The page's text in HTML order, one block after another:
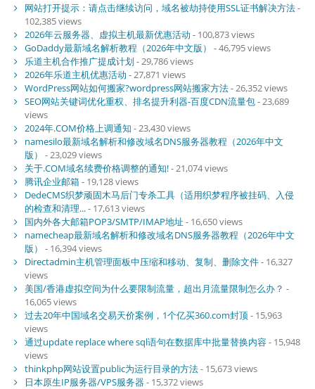
网站打开提示：请点击继续访问，域名被劫持使用SSL证书解决方法-
102,385 views
2026年云服务器、虚拟主机最新优惠活动 - 100,873 views
GoDaddy最新域名解析教程（2026年中文版）
- 46,795 views
乐道主机合作推广提成计划- 29,786 views
2026年乐道主机优惠活动 - 27,871 views
WordPress网站如何搬家?wordpress网站搬家方法- 26,352 views
SEO网站关键词优化重权、排名提升利器-百度CDN流量包- 23,689
views
2024年.COM价格上调通知 - 23,430 views
namesilo最新域名解析和修改域名DNS服务器教程（2026年中文
版）
- 23,029 views
关于.COM域名续费价格调整的通知!- 21,074 views
腾讯企业邮箱- 19,128 views
DedeCMS织梦顽固木马后门专杀工具（适用织梦程序被挂码、入侵
的检查和清理...- 17,613 views
国内外各大邮箱POP3/SMTP/IMAP地址 - 16,650 views
namecheap最新域名解析和修改域名DNS服务器教程（2026年中文
版）
- 16,394 views
Directadmin主机管理面板中压缩和移动、复制、删除文件- 16,327
views
美国/香港虚拟空间为什么要限制流量，超出月流量限制怎么办？ -
16,065 views
过去20年中国域名交易天价案例，1个亿买360.com封顶- 15,963
views
通过update replace where sql语句在数据库中批量替换内容- 15,948
views
thinkphp网站设置public为运行目录的方法- 15,673 views
日本原生IP服务器/VPS服务器 - 15,372 views